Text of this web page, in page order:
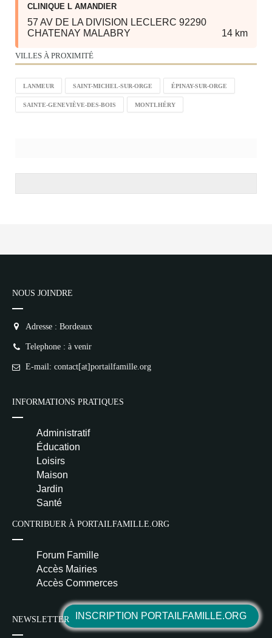
CLINIQUE L AMANDIER
57 AV DE LA DIVISION LECLERC 92290
CHATENAY MALABRY
14 km
VILLES À PROXIMITÉ
LANMEUR SAINT-MICHEL-SUR-ORGE ÉPINAY-SUR-ORGE
SAINTE-GENEVIÈVE-DES-BOIS MONTLHÉRY
INSCRIPTION PORTAILFAMILLE.ORG
NOUS JOINDRE
Adresse : Bordeaux
Telephone : à venir
E-mail: contact[at]portailfamille.org
INFORMATIONS PRATIQUES
Administratif
Éducation
Loisirs
Maison
Jardin
Santé
CONTRIBUER À PORTAILFAMILLE.ORG
Forum Famille
Accès Mairies
Accès Commerces
NEWSLETTER